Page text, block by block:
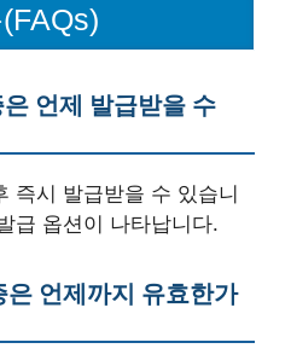
언제 발급받을 수
즉시 발급받을 수 있습니
급 옵션이 나타납니다.
언제까지 유효한가